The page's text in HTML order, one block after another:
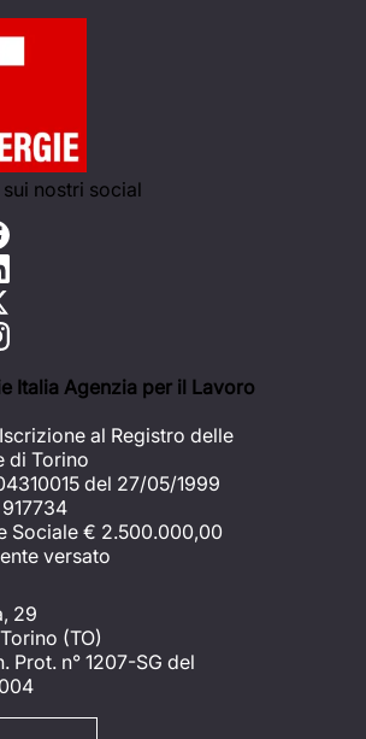
nostri social
Italia Agenzia per il Lavoro
Iscrizione al Registro delle
di Torino
del 27/05/1999
917734
Sociale € 2.500.000,00
versato
29
(TO)
Prot. n° 1207-SG del